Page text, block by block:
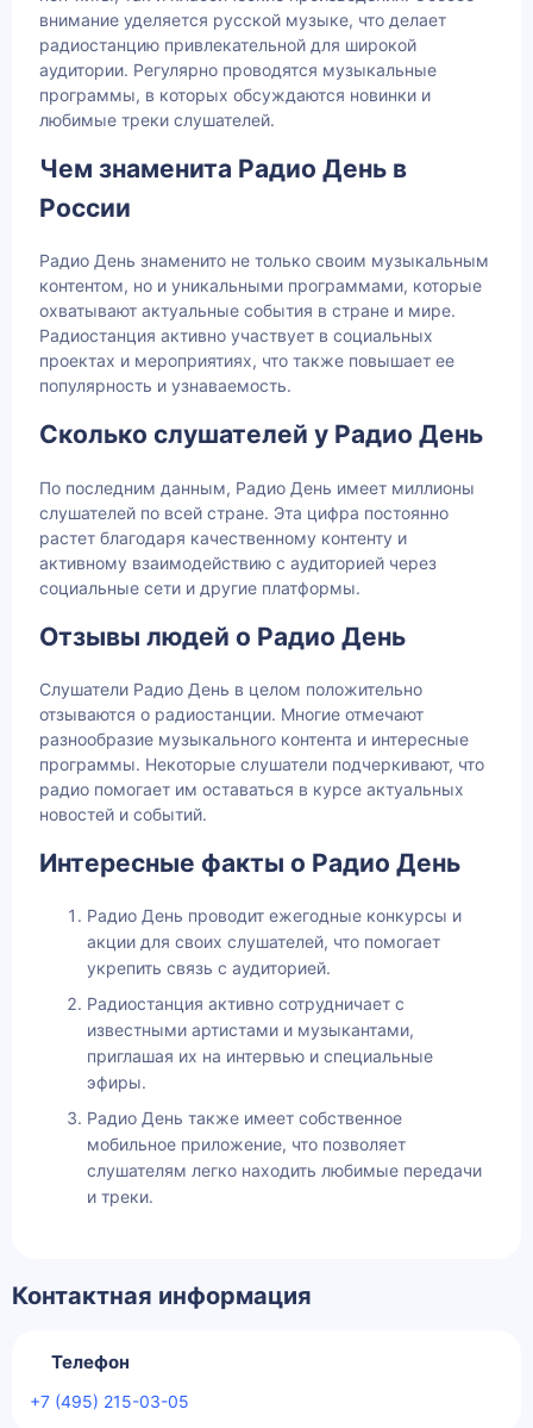
внимание уделяется русской музыке, что делает
радиостанцию привлекательной для широкой
аудитории. Регулярно проводятся музыкальные
программы, в которых обсуждаются новинки и
любимые треки слушателей.
Чем знаменита Радио День в
России
Радио День знаменито не только своим музыкальным
контентом, но и уникальными программами, которые
охватывают актуальные события в стране и мире.
Радиостанция активно участвует в социальных
проектах и мероприятиях, что также повышает ее
популярность и узнаваемость.
Сколько слушателей у Радио День
По последним данным, Радио День имеет миллионы
слушателей по всей стране. Эта цифра постоянно
растет благодаря качественному контенту и
активному взаимодействию с аудиторией через
социальные сети и другие платформы.
Отзывы людей о Радио День
Слушатели Радио День в целом положительно
отзываются о радиостанции. Многие отмечают
разнообразие музыкального контента и интересные
программы. Некоторые слушатели подчеркивают, что
радио помогает им оставаться в курсе актуальных
новостей и событий.
Интересные факты о Радио День
Радио День проводит ежегодные конкурсы и
акции для своих слушателей, что помогает
укрепить связь с аудиторией.
Радиостанция активно сотрудничает с
известными артистами и музыкантами,
приглашая их на интервью и специальные
эфиры.
Радио День также имеет собственное
мобильное приложение, что позволяет
слушателям легко находить любимые передачи
и треки.
Контактная информация
Телефон
+7 (495) 215-03-05